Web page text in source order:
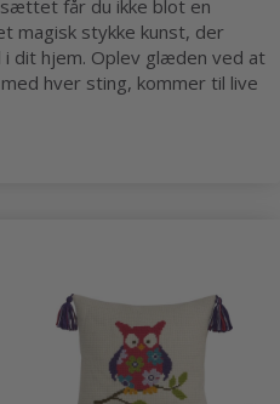
får du ikke blot en
magisk stykke kunst, der
dit hjem. Oplev glæden ved at
hver sting, kommer til live